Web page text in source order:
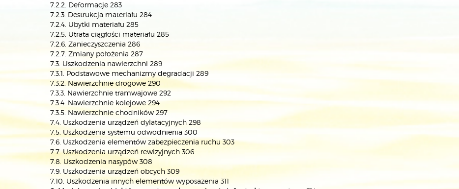
7.2.2. Deformacje 283
7.2.3. Destrukcja materiału 284
7.2.4. Ubytki materiału 285
7.2.5. Utrata ciągłości materiału 285
7.2.6. Zanieczyszczenia 286
7.2.7. Zmiany położenia 287
7.3. Uszkodzenia nawierzchni 289
7.3.1. Podstawowe mechanizmy degradacji 289
7.3.2. Nawierzchnie drogowe 290
7.3.3. Nawierzchnie tramwajowe 292
7.3.4. Nawierzchnie kolejowe 294
7.3.5. Nawierzchnie chodników 297
7.4. Uszkodzenia urządzeń dylatacyjnych 298
7.5. Uszkodzenia systemu odwodnienia 300
7.6. Uszkodzenia elementów zabezpieczenia ruchu 303
7.7. Uszkodzenia urządzeń rewizyjnych 306
7.8. Uszkodzenia nasypów 308
7.9. Uszkodzenia urządzeń obcych 309
7.10. Uszkodzenia innych elementów wyposażenia 311